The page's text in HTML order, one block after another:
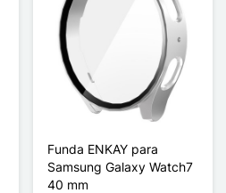
Funda ENKAY para
Samsung Galaxy Watch7
40 mm